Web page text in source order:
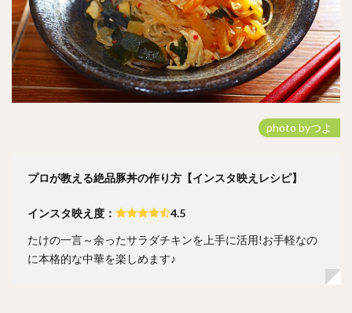
photo byつよ
プロが教える絶品豚丼の作り方【インスタ映えレシピ】
インスタ映え度：
4.5
たけの一言～余ったサラダチキンを上手に活用!お手軽なの
に本格的な中華を楽しめます♪